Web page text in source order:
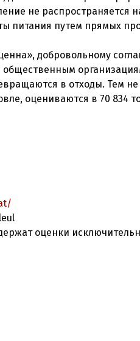
не
питания путем прямых
добровольному
в отходы. Тем
оценки